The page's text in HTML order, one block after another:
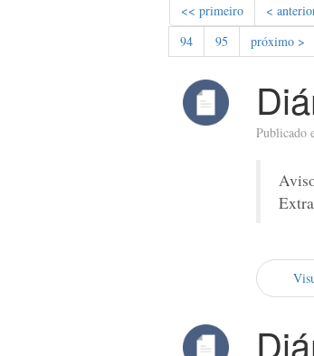
<< primeiro <
94
95 próximo >
Publicado